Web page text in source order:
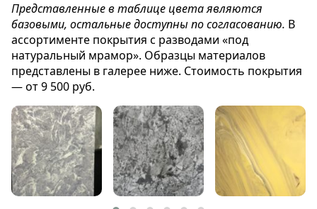
Представленные в таблице цвета являются
базовыми, остальные доступны по согласованию. В
ассортименте покрытия с разводами «под
натуральный мрамор». Образцы материалов
представлены в галерее ниже. Стоимость покрытия
— от 9 500 руб.